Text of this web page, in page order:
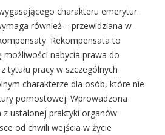
charakteru emerytur
również – przewidziana w
Rekompensata to
nabycia prawa do
tytułu pracy w szczególnych
charakterze dla osób, które nie
pomostowej. Wprowadzona
z ustalonej praktyki organów
od chwili wejścia w życie